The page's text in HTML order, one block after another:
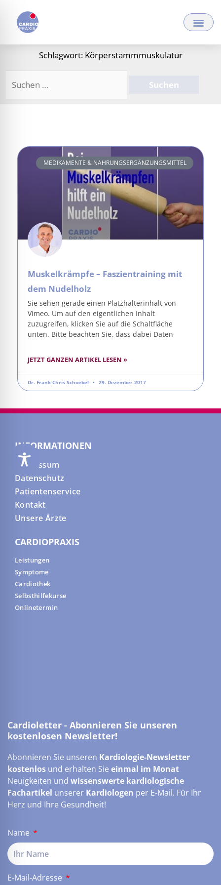
Inhalt
springen
Schlagwort: Körperstammmuskulatur
MEDIKAMENTE & NAHRUNGSERGÄNZUNGSMITTEL
Muskelkrämpfe – Faszientraining mit
dem Nudelholz
Sie sehen gerade einen Platzhalterinhalt von
Vimeo. Um auf den eigentlichen Inhalt
zuzugreifen, klicken Sie auf die Schaltfläche
unten. Bitte beachten Sie, dass dabei Daten
JETZT GANZEN ARTIKEL LESEN »
Dr. Frank-Chris Schoebel 29. Dezember 2017
INFORMATIONEN
Impressum
Datenschutz
Patientenservice
Kontakt
Unsere Ärzte
CARDIOPRAXIS
Leistungen
Symptome
Cardiothek
Selbsthilfekurse
Onlinetermin
Cardioletter - Abonnieren Sie unseren
kostenlosen Newsletter!
Abonnieren Sie unseren Kardiologie-Newsletter
kostenlos und erhalten Sie einmal im Monat
Neuigkeiten und wissenswerte kardiologische
Fachartikel unserer Kardiologen per E-Mail. Für Ihr
Herz und Ihre Gesundheit!
Name
E-Mail-Adresse